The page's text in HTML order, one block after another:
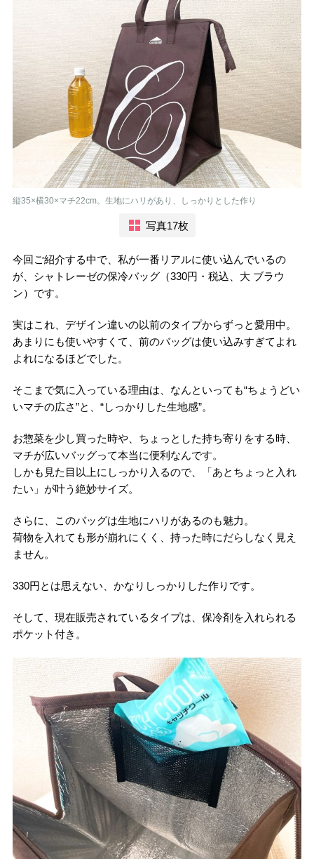
縦35×横30×マチ22cm。生地にハリがあり、しっかりとした作り
写真17枚
今回ご紹介する中で、私が一番リアルに使い込んでいるの
が、シャトレーゼの保冷バッグ（330円・税込、大 ブラウ
ン）です。
実はこれ、デザイン違いの以前のタイプからずっと愛用中。
あまりにも使いやすくて、前のバッグは使い込みすぎてよれ
よれになるほどでした。
そこまで気に入っている理由は、なんといっても“ちょうどい
いマチの広さ”と、“しっかりした生地感”。
お惣菜を少し買った時や、ちょっとした持ち寄りをする時、
マチが広いバッグって本当に便利なんです。
しかも見た目以上にしっかり入るので、「あとちょっと入れ
たい」が叶う絶妙サイズ。
さらに、このバッグは生地にハリがあるのも魅力。
荷物を入れても形が崩れにくく、持った時にだらしなく見え
ません。
330円とは思えない、かなりしっかりした作りです。
そして、現在販売されているタイプは、保冷剤を入れられる
ポケット付き。